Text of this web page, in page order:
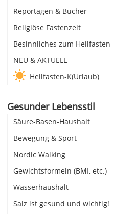
Reportagen & Bücher
Religiöse Fastenzeit
Besinnliches zum Heilfasten
NEU & AKTUELL
Heilfasten-K(Urlaub)
Gesunder Lebensstil
Säure-Basen-Haushalt
Bewegung & Sport
Nordic Walking
Gewichtsformeln (BMI, etc.)
Wasserhaushalt
Salz ist gesund und wichtig!